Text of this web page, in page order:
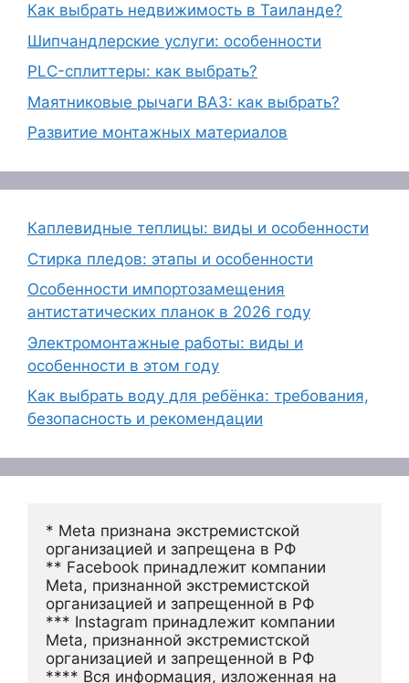
Как выбрать недвижимость в Таиланде?
Шипчандлерские услуги: особенности
PLC-сплиттеры: как выбрать?
Маятниковые рычаги ВАЗ: как выбрать?
Развитие монтажных материалов
Каплевидные теплицы: виды и особенности
Стирка пледов: этапы и особенности
Особенности импортозамещения
антистатических планок в 2026 году
Электромонтажные работы: виды и
особенности в этом году
Как выбрать воду для ребёнка: требования,
безопасность и рекомендации
* Meta признана экстремистской
организацией и запрещена в РФ
** Facebook принадлежит компании
Meta, признанной экстремистской
организацией и запрещенной в РФ
*** Instagram принадлежит компании
Meta, признанной экстремистской
организацией и запрещенной в РФ
**** Вся информация, изложенная на